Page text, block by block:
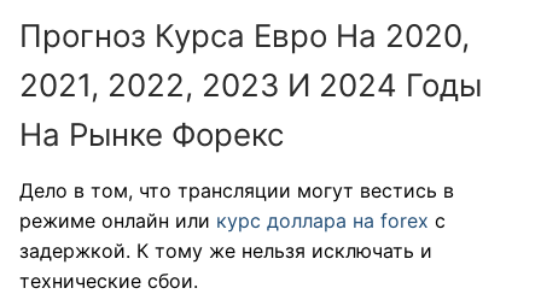
Прогноз Курса Евро На 2020,
2021, 2022, 2023 И 2024 Годы
На Рынке Форекс
Дело в том, что трансляции могут вестись в
режиме онлайн или курс доллара на forex с
задержкой. К тому же нельзя исключать и
технические сбои.